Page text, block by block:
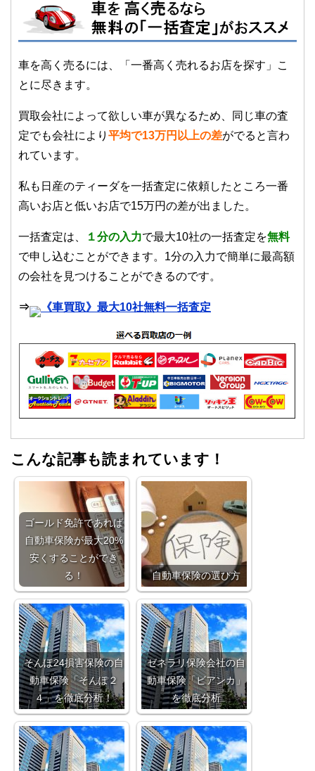
車を高く売るには、「一番高く売れるお店を探す」こ
とに尽きます。
買取会社によって欲しい車が異なるため、同じ車の査
定でも会社により 平均で13万円以上の差がでると言わ
れています。
私も日産のティーダを一括査定に依頼したところ一番
高いお店と低いお店で15万円の差が出ました。
一括査定は、 １分の入力で最大10社の一括査定を無料
で申し込むことができます。1分の入力で簡単に最高額
の会社を見つけることができるのです。
⇒ 《車買取》最大10社無料一括査定
こんな記事も読まれています！
ゴールド免許であれば
自動車保険が最大20%
安くすることができ
る！
自動車保険の選び方
そんぽ24損害保険の自
動車保険「そんぽ２
４」を徹底分析！
ゼネラリ保険会社の自
動車保険「ビアンカ」
を徹底分析